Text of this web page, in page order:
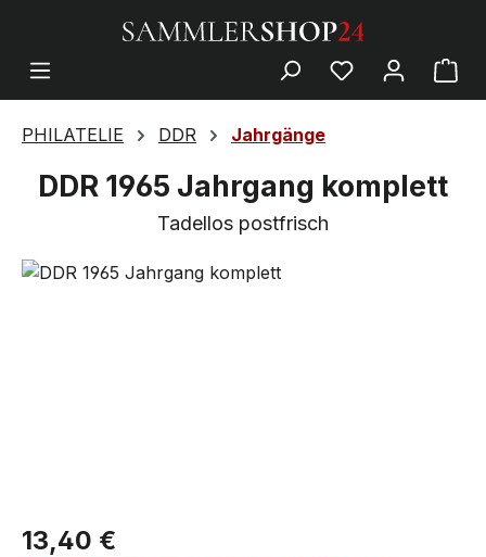
PHILATELIE DDR Jahrgänge
DDR 1965 Jahrgang komplett
Tadellos postfrisch
13,40 €